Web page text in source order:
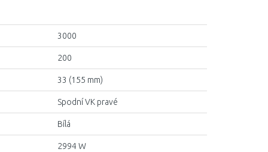
3000
200
33 (155 mm)
Spodní VK pravé
Bílá
2994 W